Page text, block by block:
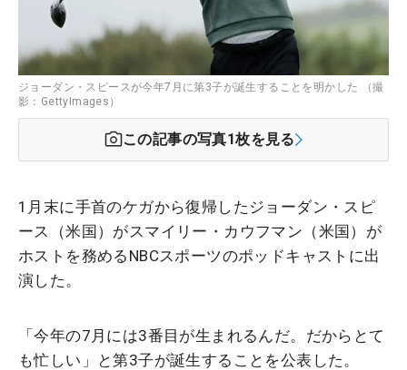
ジョーダン・スピースが今年7月に第3子が誕生することを明かした （撮
影：GettyImages）
この記事の写真1枚を見る
1月末に手首のケガから復帰したジョーダン・スピ
ース（米国）がスマイリー・カウフマン（米国）が
ホストを務めるNBCスポーツのポッドキャストに出
演した。
「今年の7月には3番目が生まれるんだ。だからとて
も忙しい」と第3子が誕生することを公表した。